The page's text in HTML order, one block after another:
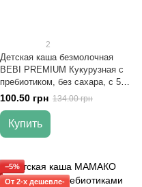
2
Детская каша безмолочная
BEBI PREMIUM Кукурузная с
пребиотиком, без сахара, с 5
мес, 200 гр
100.50 грн 134.00 грн
Купить
−5%
От 2-х дешевле-